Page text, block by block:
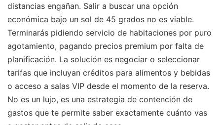
distancias engañan. Salir a buscar una opción
económica bajo un sol de 45 grados no es viable.
Terminarás pidiendo servicio de habitaciones por puro
agotamiento, pagando precios premium por falta de
planificación. La solución es negociar o seleccionar
tarifas que incluyan créditos para alimentos y bebidas
o acceso a salas VIP desde el momento de la reserva.
No es un lujo, es una estrategia de contención de
gastos que te permite saber exactamente cuánto vas